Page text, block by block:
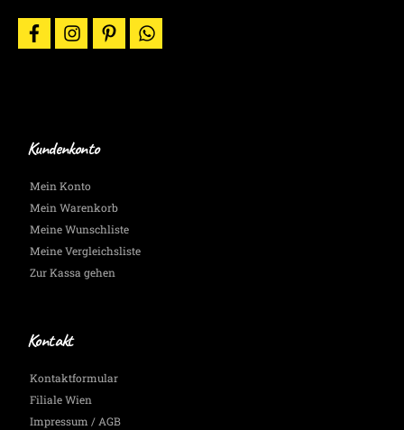
E-
Mail.
Wir
Laufenden.
facebookinstagrampinterestwhatsapp
Kundenkonto
Mein Konto
Mein Warenkorb
Meine Wunschliste
Meine Vergleichsliste
Zur Kassa gehen
Kontakt
Kontaktformular
Filiale Wien
Impressum / AGB